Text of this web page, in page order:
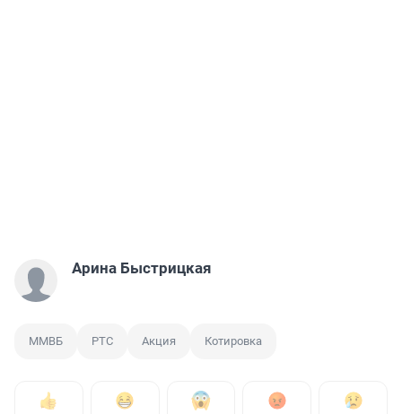
Арина Быстрицкая
ММВБ РТС Акция Котировка